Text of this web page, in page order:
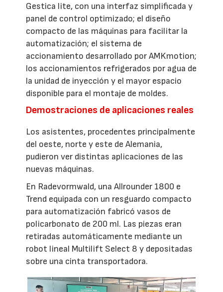
Gestica lite, con una interfaz simplificada y
panel de control optimizado; el diseño
compacto de las máquinas para facilitar la
automatización; el sistema de
accionamiento desarrollado por AMKmotion;
los accionamientos refrigerados por agua de
la unidad de inyección y el mayor espacio
disponible para el montaje de moldes.
Demostraciones de aplicaciones reales
Los asistentes, procedentes principalmente
del oeste, norte y este de Alemania,
pudieron ver distintas aplicaciones de las
nuevas máquinas.
En Radevormwald, una Allrounder 1800 e
Trend equipada con un resguardo compacto
para automatización fabricó vasos de
policarbonato de 200 ml. Las piezas eran
retiradas automáticamente mediante un
robot lineal Multilift Select 8 y depositadas
sobre una cinta transportadora.